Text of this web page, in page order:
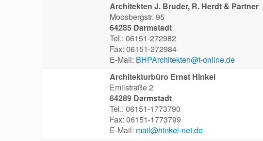
Architekten J. Bruder, R. Herdt & Partner
Moosbergstr. 95
64285 Darmstadt
Tel.: 06151-272982
Fax: 06151-272984
E-Mail: BHPArchitekten@t-online.de
Architekturbüro Ernst Hinkel
Emilstraße 2
64289 Darmstadt
Tel.: 06151-1773790
Fax: 06151-1773799
E-Mail: mail@hinkel-net.de